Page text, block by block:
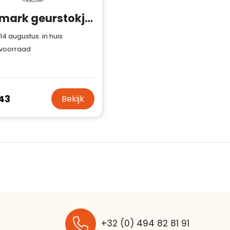
Wellmark geurstokjes
augustus in huis
Bekijk
+32 (0) 494 82 81 91